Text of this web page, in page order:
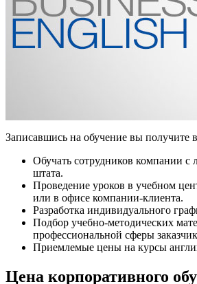
Записавшись на обучение вы получите
Обучать сотрудников компании с
штата.
Проведение уроков в учебном
или в офисе компании-клиента.
Разработка индивидуального
Подбор учебно-методических
профессиональной сферы
Приемлемые цены на курсы
Цена корпоративного